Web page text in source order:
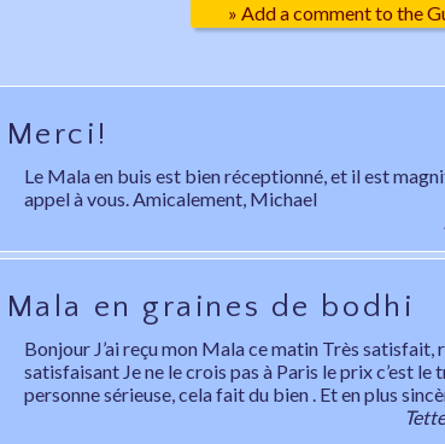
» Add a comment to the
Merci!
Le Mala en buis est bien réceptionné, et il est
appel à vous. Amicalement, Michael
Mala en graines de bodhi
Bonjour J’ai reçu mon Mala ce matin Très
satisfaisant Je ne le crois pas à Paris le prix c’est
personne sérieuse, cela fait du bien . Et en plus